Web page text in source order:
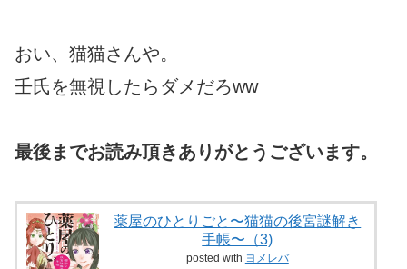
おい、猫猫さんや。
壬氏を無視したらダメだろww
最後までお読み頂きありがとうございます。
薬屋のひとりごと〜猫猫の後宮謎解き
手帳〜（3)
posted with ヨメレバ